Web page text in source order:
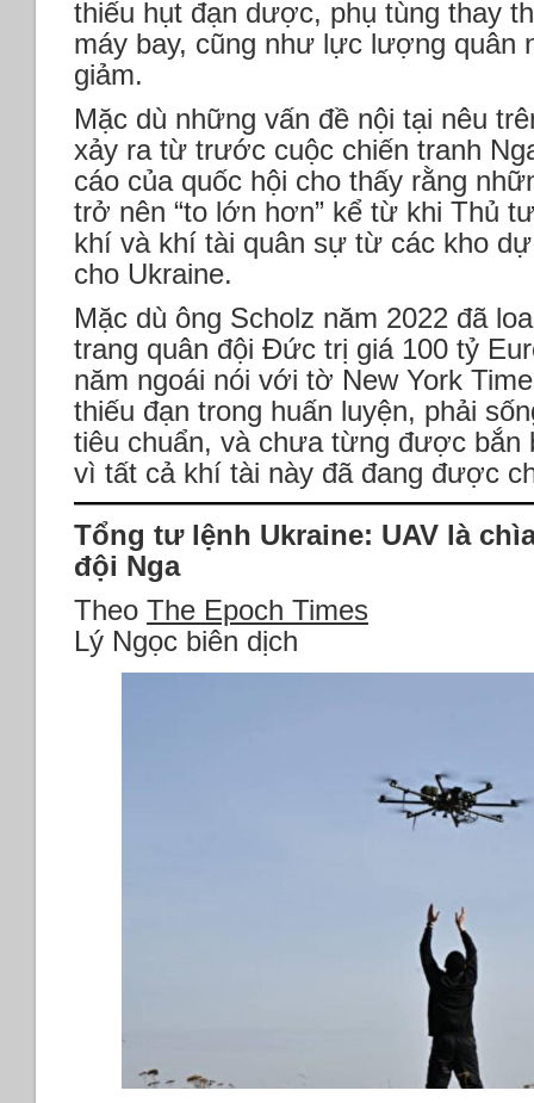
thiếu hụt đạn dược, phụ tùng thay
máy bay, cũng như lực lượng quân
giảm.
Mặc dù những vấn đề nội tại nêu
xảy ra từ trước cuộc chiến tranh
cáo của quốc hội cho thấy rằng
trở nên “to lớn hơn” kể từ khi Thủ
khí và khí tài quân sự từ các kho
cho Ukraine.
Mặc dù ông Scholz năm 2022 đã
trang quân đội Đức trị giá 100 tỷ
năm ngoái nói với tờ New York
thiếu đạn trong huấn luyện, phải
tiêu chuẩn, và chưa từng được bắn
vì tất cả khí tài này đã đang được
Tổng tư lệnh Ukraine: UAV là
đội Nga
Theo The Epoch Times
Lý Ngọc biên dịch